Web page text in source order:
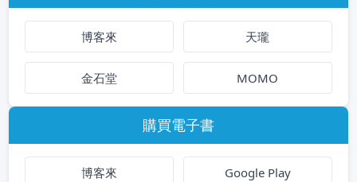
博客來 天瓏
金石堂 MOMO
購買電子書
博客來 Google Play